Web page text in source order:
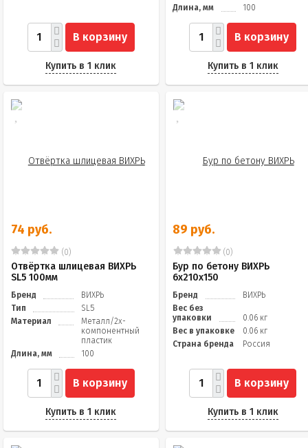
В корзину
Купить в 1 клик
Длина, мм
100
В корзину
Купить в 1 клик
74 руб.
(0)
Отвёртка шлицевая ВИХРЬ
SL5 100мм
Бренд
ВИХРЬ
Тип
SL5
Материал
Металл/2х-
компонентный
пластик
Длина, мм
100
В корзину
Купить в 1 клик
89 руб.
(0)
Бур по бетону ВИХРЬ
6x210x150
Бренд
ВИХРЬ
Вес без
упаковки
0.06 кг
Вес в упаковке
0.06 кг
Страна бренда
Россия
В корзину
Купить в 1 клик